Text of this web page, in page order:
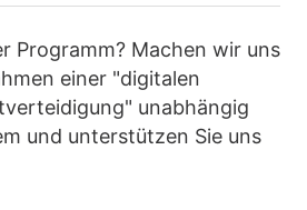
Programm? Machen wir uns
einer "digitalen
unabhängig
und unterstützen Sie uns